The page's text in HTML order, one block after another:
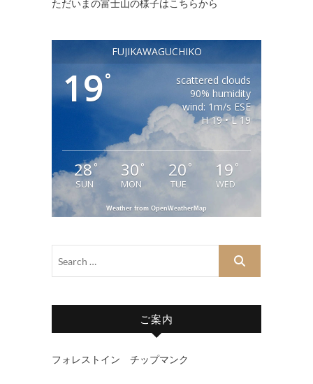
ただいまの富士山の様子はこちらから
FUJIKAWAGUCHIKO
19°
scattered clouds
90% humidity
wind: 1m/s ESE
H 19 • L 19
28 °
SUN
30 °
MON
20°
TUE
19 °
WED
Weather from OpenWeatherMap
ご案内
フォレストイン チップマンク